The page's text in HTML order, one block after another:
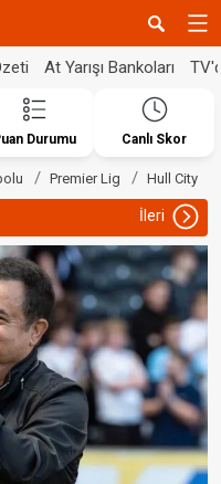
At Yarışı Bankoları
Durumu Canlı Skor
Premier Lig Hull City
İleri